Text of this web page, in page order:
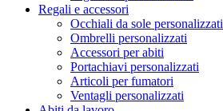
Regali e accessori
Occhiali da sole personalizzati
Ombrelli personalizzati
Accessori per abiti
Portachiavi personalizzati
Articoli per fumatori
Ventagli personalizzati